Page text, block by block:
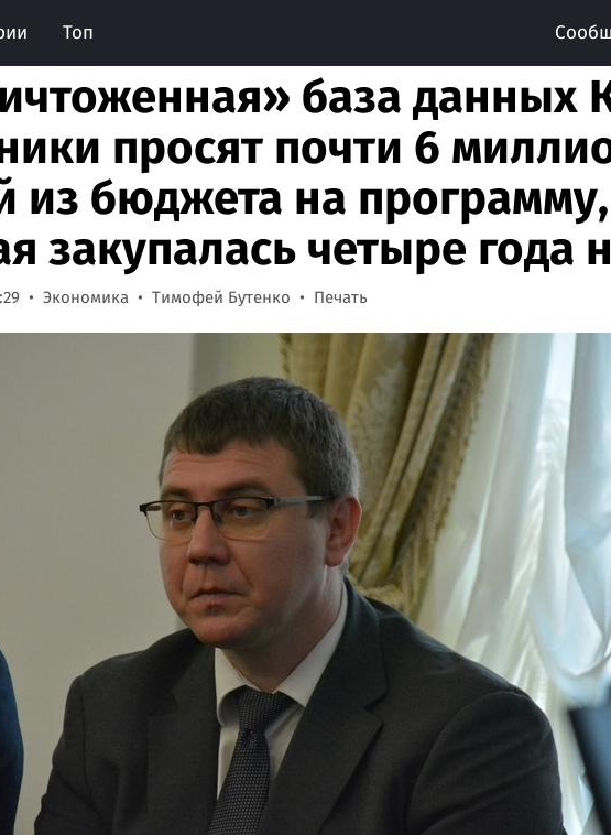
Топ
база данных
просят почти 6
из бюджета на программу,
закупалась четыре года
Экономика Тимофей Бутенко Печать